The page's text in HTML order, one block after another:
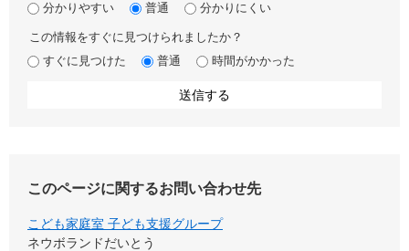
分かりやすい
普通 分かりにくい
この情報をすぐに見つけられましたか？
すぐに見つけた
普通 時間がかかった
このページに関するお問い合わせ先
こども家庭室 子ども支援グループ
ネウボランドだいとう